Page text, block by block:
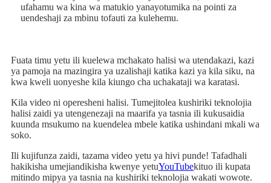
ufahamu wa kina wa matukio yanayotumika na pointi za
uendeshaji za mbinu tofauti za kulehemu.
Fuata timu yetu ili kuelewa mchakato halisi wa utendakazi, kazi
ya pamoja na mazingira ya uzalishaji katika kazi ya kila siku, na
kwa kweli uonyeshe kila kiungo cha uchakataji wa karatasi.
Kila video ni operesheni halisi. Tumejitolea kushiriki teknolojia
halisi zaidi ya utengenezaji na maarifa ya tasnia ili kukusaidia
kuunda msukumo na kuendelea mbele katika ushindani mkali wa
soko.
Ili kujifunza zaidi, tazama video yetu ya hivi punde! Tafadhali
hakikisha umejiandikisha kwenye yetuYouTubekituo ili kupata
mitindo mipya ya tasnia na kushiriki teknolojia wakati wowote.